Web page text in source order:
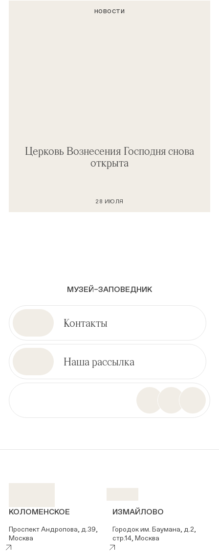
НОВОСТИ
Церковь Вознесения Господня снова
открыта
28 ИЮЛЯ
МУЗЕЙ–ЗАПОВЕДНИК
Контакты
Наша рассылка
КОЛОМЕНСКОЕ
Проспект Андропова, д.39,
Москва
ИЗМАЙЛОВО
Городок им. Баумана, д.2,
стр.14, Москва